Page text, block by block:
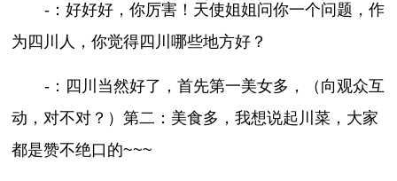
-：好好好，你厉害！天使姐姐问你一个问题，作
为四川人，你觉得四川哪些地方好？
-：四川当然好了，首先第一美女多，（向观众互
动，对不对？）第二：美食多，我想说起川菜，大家
都是赞不绝口的~~~